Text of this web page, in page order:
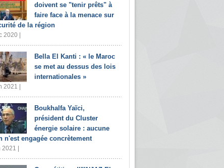
doivent se "tenir prêts" à
faire face à la menace sur
de la région
2020 |
Bella El Kanti : « le Maroc
se met au dessus des lois
internationales »
2021 |
Boukhalfa Yaïci,
président du Cluster
énergie solaire : aucune
n'est engagée concrètement
|